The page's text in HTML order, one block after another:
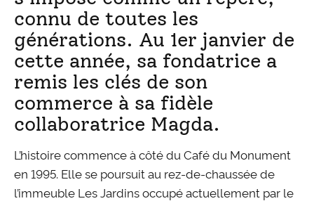
connu de toutes les
générations. Au 1er janvier de
cette année, sa fondatrice a
remis les clés de son
commerce à sa fidèle
collaboratrice Magda.
L’histoire commence à côté du Café du Monument
en 1995. Elle se poursuit au rez-de-chaussée de
l’immeuble Les Jardins occupé actuellement par le